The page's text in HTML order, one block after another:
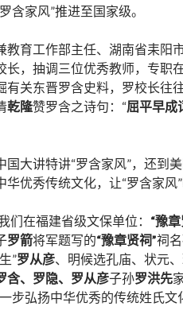
含家风”推进至国家级。
教育工作部主任、湖南省耒阳
长，抽调三位优秀教师，专职
有关东晋罗含史料，罗校长往
乾隆赞罗含之诗句：“屈平早成
国大讲特讲“罗含家风”，还到
华优秀传统文化，让“罗含家风”
们在福建省级文保单位： “豫
罗箭将军题写的“豫章贤祠”祠
”罗从彦、明候选孔庙、状元
含、罗隐、罗从彦子孙罗洪先
步弘扬中华优秀的传统姓氏文